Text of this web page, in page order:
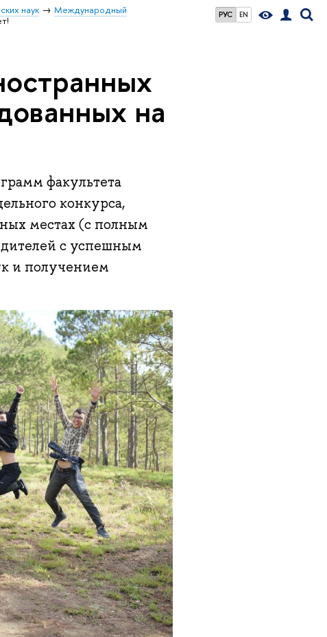
РУС EN
наук
Международный
на
факультета
конкурса,
местах (с полным
с успешным
и получением